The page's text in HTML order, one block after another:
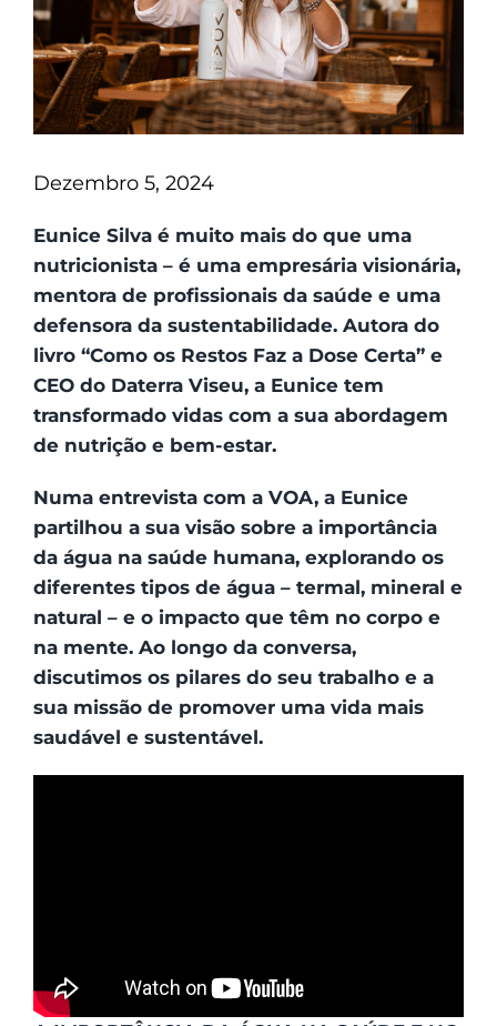
Dezembro 5, 2024
Eunice Silva é muito mais do que uma
nutricionista – é uma empresária visionária,
mentora de profissionais da saúde e uma
defensora da sustentabilidade. Autora do
livro “Como os Restos Faz a Dose Certa” e
CEO do Daterra Viseu, a Eunice tem
transformado vidas com a sua abordagem
de nutrição e bem-estar.
Numa entrevista com a VOA, a Eunice
partilhou a sua visão sobre a importância
da água na saúde humana, explorando os
diferentes tipos de água – termal, mineral e
natural – e o impacto que têm no corpo e
na mente. Ao longo da conversa,
discutimos os pilares do seu trabalho e a
sua missão de promover uma vida mais
saudável e sustentável.